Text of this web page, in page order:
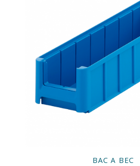
BAC A BEC